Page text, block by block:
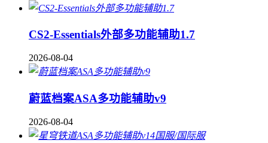
CS2-Essentials外部多功能辅助1.7
2026-08-04
蔚蓝档案ASA多功能辅助v9
2026-08-04